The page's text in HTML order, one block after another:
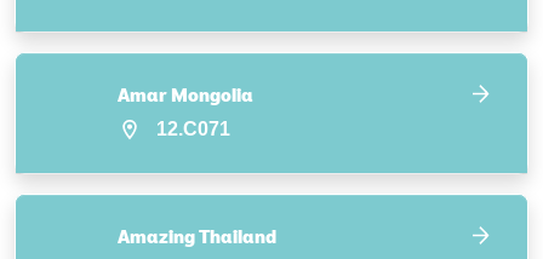
Amar Mongolia
12.C071
Amazing Thailand